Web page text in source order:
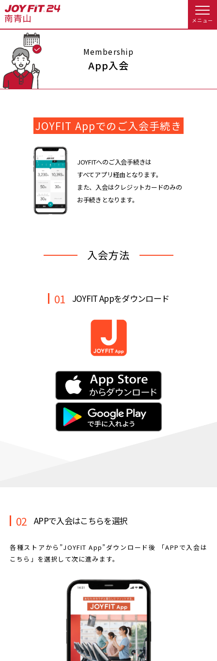
メニュー
店舗トップ
会員様へのお知らせ 予約する
休会お手続き
店舗情報・サービス
よくあるご質問 店舗へのお問い合わせ
入会のお手続きをする
入会するトップ
Appで入会手続き料金・サービス等詳しく見る
入会を悩まれている方へトップ
店舗情報・サービス
よくあるご質問 店舗へのお問い合わせ
JOYFIT総合トップ
Membership
App入会
JOYFIT Appでのご入会手続き
JOYFITへのご入会手続きは
すべてアプリ経由となります。
また、入会はクレジットカードのみの
お手続きとなります。
入会方法
01 JOYFIT Appをダウンロード
02 APPで入会はこちらを選択
各種ストアから”JOYFIT App”ダウンロード後
「APPで入会は
こちら」を選択して次に進みます。